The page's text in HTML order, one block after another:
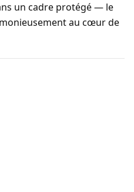
un cadre protégé — le
au cœur de